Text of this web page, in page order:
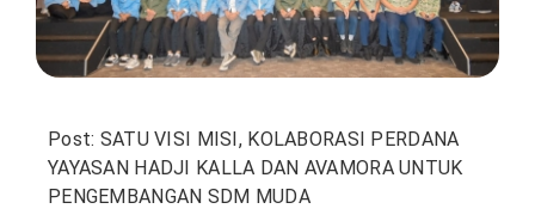
Post: SATU VISI MISI, KOLABORASI PERDANA
YAYASAN HADJI KALLA DAN AVAMORA UNTUK
PENGEMBANGAN SDM MUDA